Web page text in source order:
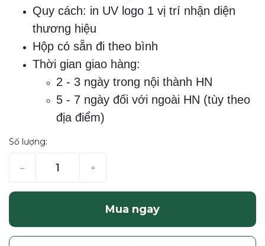
Quy cách: in UV logo 1 vị trí nhận diện
thương hiệu
Hộp có sẵn đi theo bình
Thời gian giao hàng:
2 - 3 ngày trong nội thành HN
5 - 7 ngày đối với ngoài HN (tùy theo
địa điểm)
Số lượng:
– +
Mua ngay